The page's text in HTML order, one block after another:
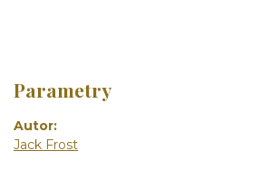
Parametry
Autor
Jack Frost